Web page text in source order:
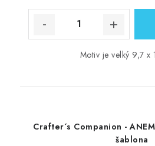
Motiv je velký 9,7 x
Crafter´s Companion -
šablona